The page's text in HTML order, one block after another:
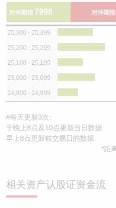
对沖期指 7998 对沖期指
25,300 - 25,399
25,200 - 25,299
25,100 - 25,199
25,000 - 25,099
24,900 - 24,999
#每天更新3次:
于晚上8点及10点更新当日数据
早上8点更新前交易日的数据
*距
相关资产认股证资金流